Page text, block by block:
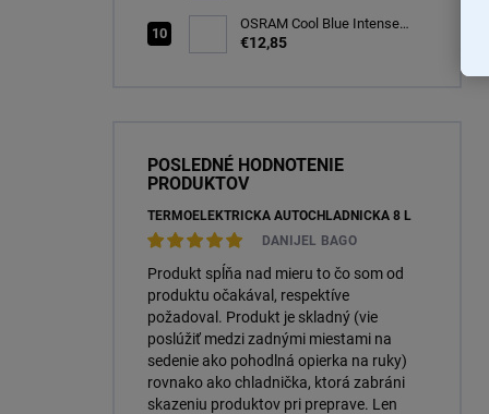
OSRAM Cool Blue Intense
(NEXT GEN) H7 PX26d 12V
€12,85
POSLEDNÉ HODNOTENIE
PRODUKTOV
TERMOELEKTRICKÁ AUTOCHLADNIČKA 8 L
DANIJEL BAGO
Produkt spĺňa nad mieru to čo som od
produktu očakával, respektíve
požadoval. Produkt je skladný (vie
poslúžiť medzi zadnými miestami na
sedenie ako pohodlná opierka na ruky)
rovnako ako chladnička, ktorá zabráni
skazeniu produktov pri preprave. Len